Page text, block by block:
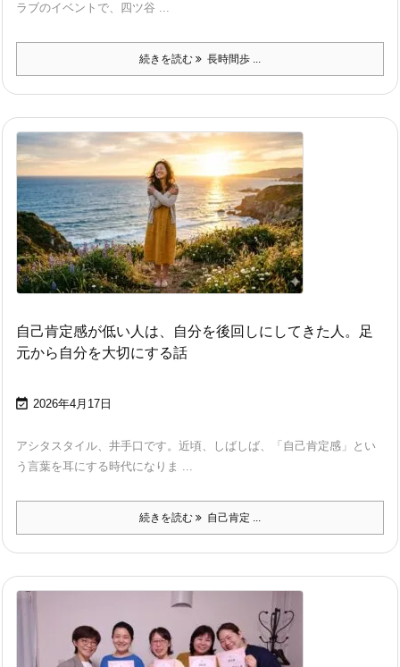
ラブのイベントで、四ツ谷 ...
続きを読む 長時間歩 ...
自己肯定感が低い人は、自分を後回しにしてきた人。足
元から自分を大切にする話
 2026年4月17日
アシタスタイル、井手口です。近頃、しばしば、「自己肯定感」とい
う言葉を耳にする時代になりま ...
続きを読む 自己肯定 ...